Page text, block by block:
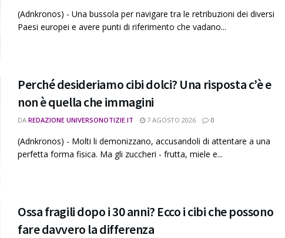
(Adnkronos) - Una bussola per navigare tra le retribuzioni dei diversi
Paesi europei e avere punti di riferimento che vadano...
Perché desideriamo cibi dolci? Una risposta c’è e
non è quella che immagini
DA REDAZIONE UNIVERSONOTIZIE.IT 7 AGOSTO 2026 0
(Adnkronos) - Molti li demonizzano, accusandoli di attentare a una
perfetta forma fisica. Ma gli zuccheri - frutta, miele e...
Ossa fragili dopo i 30 anni? Ecco i cibi che possono
fare davvero la differenza